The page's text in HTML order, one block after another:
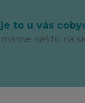
je to u vás
máme našito na